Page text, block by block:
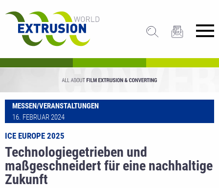
MESSEN/VERANSTALTUNGEN
16. FEBRUAR 2024
Technologiegetrieben und
maßgeschneidert für eine nachhaltige
Zukunft
ICE EUROPE 2025